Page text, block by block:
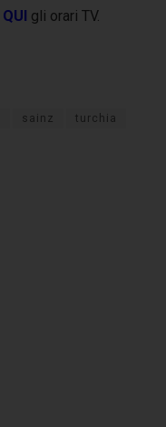
QUI gli orari TV.
sainz turchia